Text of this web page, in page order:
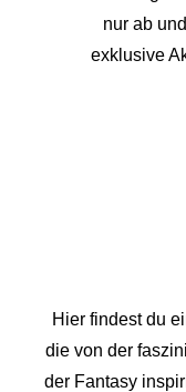
nur ab
exklusive
Hier findest du
die von der
der Fantasy